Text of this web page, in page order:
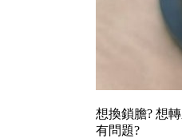
想換鎖膽? 想
有問題?